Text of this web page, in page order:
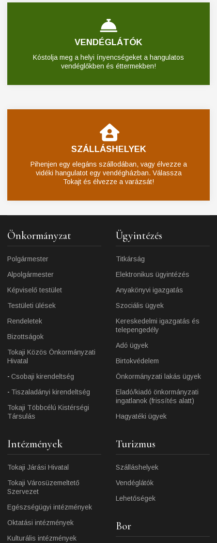
VENDÉGLÁTÓK
Kóstolja meg a helyi ínyencségeket a hangulatos
vendéglőkben és éttermekben!
SZÁLLÁSHELYEK
Pihenjen egy elegáns szállodában, vagy élvezze a
vidéki hangulatot egy vendégházban. Válassza
Tokajt és élvezze a varázsát!
Önkormányzat
Polgármester
Alpolgármester
Képviselő testület
Testületi ülések
Rendeletek
Bizottságok
Tokaji Közös Önkormányzati
Hivatal
Csobaji kirendeltség
Tiszaladányi kirendeltség
Tokaji Többcélú Kistérségi
Társulás
Ügyintézés
Titkárság
Elektronikus ügyintézés
Anyakönyvi igazgatás
Szociális ügyek
Kereskedelmi igazgatás és
telepengedély
Adó ügyek
Birtokvédelem
Önkormányzati lakás ügyek
Eladó/kiadó önkormányzati
ingatlanok (frissítés alatt)
Hagyatéki ügyek
Intézmények
Tokaji Járási Hivatal
Tokaji Városüzemeltető
Szervezet
Egészségügyi intézmények
Oktatási intézmények
Kulturális intézmények
Turizmus
Szálláshelyek
Vendéglátók
Lehetőségek
Bor